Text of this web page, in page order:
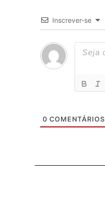
Inscrever-se
0 COMENTÁRIOS